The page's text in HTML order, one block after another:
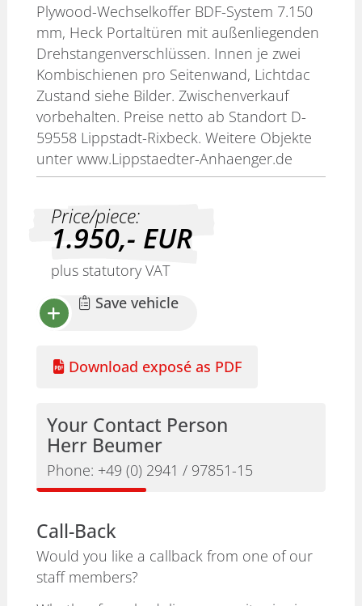
Plywood-Wechselkoffer BDF-System 7.150
mm, Heck Portaltüren mit außenliegenden
Drehstangenverschlüssen. Innen je zwei
Kombischienen pro Seitenwand, Lichtdac
Zustand siehe Bilder. Zwischenverkauf
vorbehalten. Preise netto ab Standort D-
59558 Lippstadt-Rixbeck. Weitere Objekte
unter www.Lippstaedter-Anhaenger.de
Price/piece:
1.950,- EUR
plus statutory VAT
Save vehicle
Download exposé as PDF
Your Contact Person
Herr Beumer
Phone: +49 (0) 2941 / 97851-15
Call-Back
Would you like a callback from one of our
staff members?